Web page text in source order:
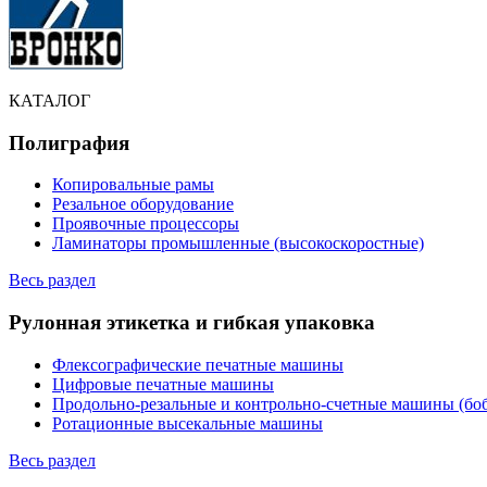
КАТАЛОГ
Полиграфия
Копировальные рамы
Резальное оборудование
Проявочные процессоры
Ламинаторы промышленные (высокоскоростные)
Весь раздел
Рулонная этикетка и гибкая упаковка
Флексографические печатные машины
Цифровые печатные машины
Продольно-резальные и контрольно-счетные машины
Ротационные высекальные машины
Весь раздел